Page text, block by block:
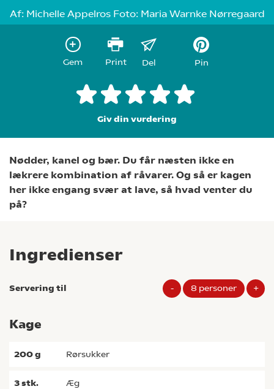
Af: Michelle Appelros Foto: Maria Warnke Nørregaard
Gem Print Del Pin
Giv din vurdering
Nødder, kanel og bær. Du får næsten ikke en
lækrere kombination af råvarer. Og så er kagen
her ikke engang svær at lave, så hvad venter du
på?
Ingredienser
Servering til - 8 personer +
Kage
200g rørsukker
3stk. æg